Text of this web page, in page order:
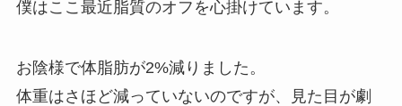
僕はここ最近脂質のオフを心掛けています。
お陰様で体脂肪が2%減りました。
体重はさほど減っていないのですが、見た目が劇